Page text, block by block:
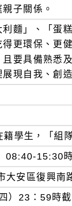
子關係。
麵」、「蛋
更環保、更
要具備熟悉
現自我、創
學生，「組
08:40-15:30時
大安區復興南
）23：59時截